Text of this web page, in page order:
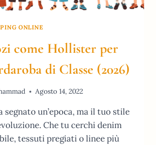
ONLINE
come Hollister per
di Classe (2026)
Agosto 14, 2022
segnato un’epoca, ma il tuo stile
Che tu cerchi denim
tessuti pregiati o linee più